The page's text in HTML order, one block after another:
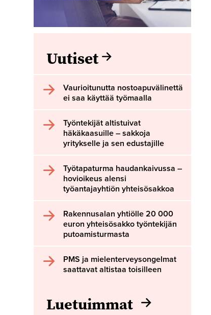
Uutiset
Vaurioitunutta nostoapuvälinettä
ei saa käyttää työmaalla
Työntekijät altistuivat
häkäkaasuille – sakkoja
yritykselle ja sen edustajille
Työtapaturma haudankaivussa –
hovioikeus alensi
työantajayhtiön yhteisösakkoa
Rakennusalan yhtiölle 20 000
euron yhteisösakko työntekijän
putoamisturmasta
PMS ja mielenterveysongelmat
saattavat altistaa toisilleen
Luetuimmat